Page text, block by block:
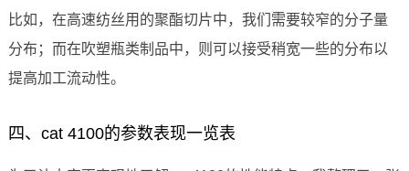
比如，在高速纺丝用的聚酯切片中，我们需要较窄的分子量
分布；而在吹塑瓶类制品中，则可以接受稍宽一些的分布以
提高加工流动性。
四、cat 4100的参数表现一览表